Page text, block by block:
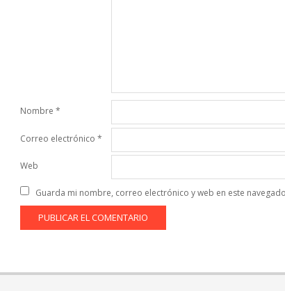
Nombre *
Correo electrónico *
Web
Guarda mi nombre, correo electrónico y web en este